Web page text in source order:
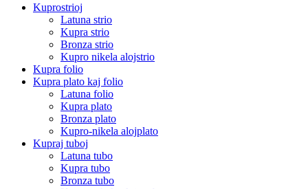
Kuprostrioj
Latuna strio
Kupra strio
Bronza strio
Kupro nikela alojstrio
Kupra folio
Kupra plato kaj folio
Latuna folio
Kupra plato
Bronza plato
Kupro-nikela alojplato
Kupraj tuboj
Latuna tubo
Kupra tubo
Bronza tubo